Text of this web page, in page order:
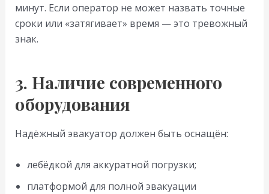
минут. Если оператор не может назвать точные
сроки или «затягивает» время — это тревожный
знак.
3. Наличие современного
оборудования
Надёжный эвакуатор должен быть оснащён:
лебёдкой для аккуратной погрузки;
платформой для полной эвакуации